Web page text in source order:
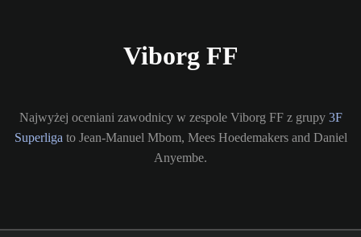
Viborg FF
Najwyżej oceniani zawodnicy w zespole Viborg FF z grupy 3F
Superliga to Jean-Manuel Mbom, Mees Hoedemakers and Daniel
Anyembe.